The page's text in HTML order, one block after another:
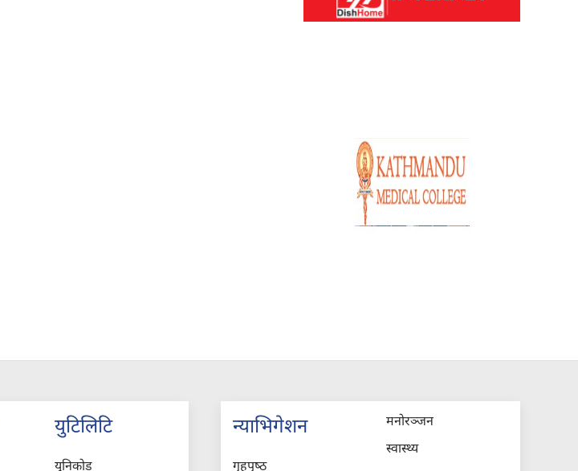
युटिलिटि
युनिकोड
न्याभिगेशन
गृहपृष्‍ठ
मनोरञ्जन
स्वास्थ्य